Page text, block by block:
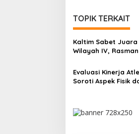
TOPIK TERKAIT
Kaltim Sabet Juara
Wilayah IV,
Evaluasi Kinerja
Soroti Aspek Fisik